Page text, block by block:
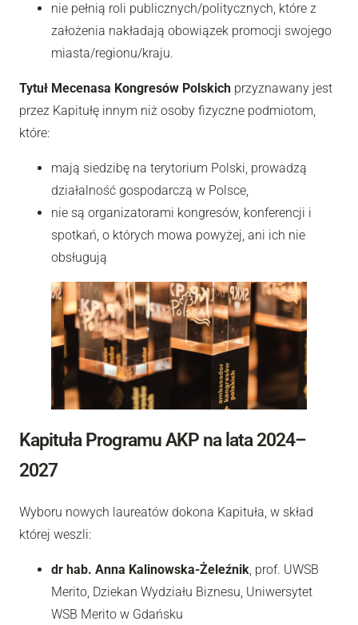
nie pełnią roli publicznych/politycznych, które z
założenia nakładają obowiązek promocji swojego
miasta/regionu/kraju.
Tytuł Mecenasa Kongresów Polskich przyznawany jest
przez Kapitułę innym niż osoby fizyczne podmiotom,
które:
mają siedzibę na terytorium Polski, prowadzą
działalność gospodarczą w Polsce,
nie są organizatorami kongresów, konferencji i
spotkań, o których mowa powyżej, ani ich nie
obsługują
Kapituła Programu AKP na lata 2024–
2027
Wyboru nowych laureatów dokona Kapituła, w skład
której weszli:
dr hab. Anna Kalinowska-Żeleźnik, prof. UWSB
Merito, Dziekan Wydziału Biznesu, Uniwersytet
WSB Merito w Gdańsku